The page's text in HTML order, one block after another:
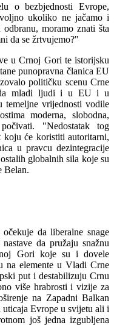
o bezbjednosti Evrope,
ukoliko ne jačamo i
moramo znati šta
da se žrtvujemo?"
u Crnoj Gori te istorijsku
punopravna članica EU
političku scenu Crne
mladi ljudi i u EU i u
temeljne vrijednosti vodile
moderna, slobodna,
"Nedostatak tog
koju će koristiti autoritarni,
u pravcu dezintegracije
globalnih sila koje su
Belan.
da liberalne snage
da pružaju snažnu
Gori koje su i dovele
na elemente u Vladi Crne
put i destabilizuju Crnu
više hrabrosti i vizije za
na Zapadni Balkan
Evrope u svijetu ali i
još jedna izgubljena